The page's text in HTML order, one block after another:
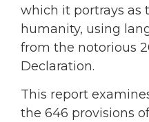
which it portrays as
humanity, using
from the notorious
Declaration.
This report
the 646 provisions